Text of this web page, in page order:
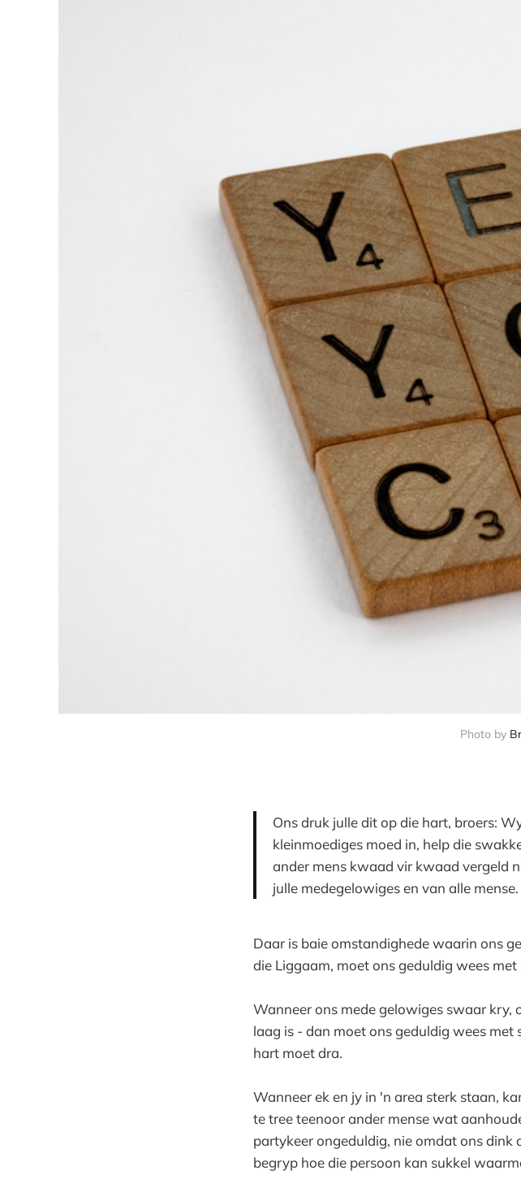
Photo by
Ons druk julle dit op die hart, broers:
kleinmoediges moed in, help die
ander mens kwaad vir kwaad vergeld
julle medegelowiges en van alle
Daar is baie omstandighede waarin ons
die Liggaam, moet ons geduldig wees
Wanneer ons mede gelowiges swaar kry,
laag is - dan moet ons geduldig wees met
hart moet dra.
Wanneer ek en jy in 'n area sterk staan,
te tree teenoor ander mense wat
partykeer ongeduldig, nie omdat ons dink
begryp hoe die persoon kan sukkel